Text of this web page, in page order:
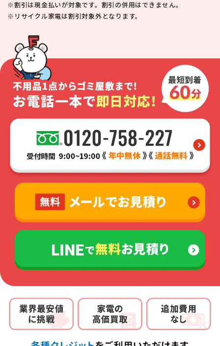
※割引は現金払いが対象です。割引の併用はできません。
※リサイクル家電は割引対象外となります。